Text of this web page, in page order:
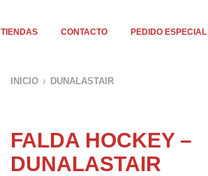
TIENDAS CONTACTO PEDIDO ESPECIAL
INICIO / DUNALASTAIR
FALDA HOCKEY –
DUNALASTAIR